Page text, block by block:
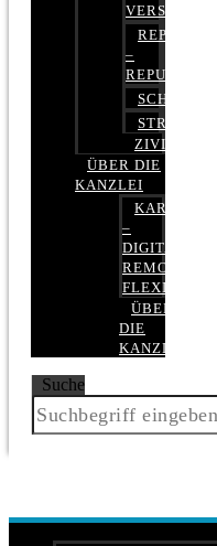
–
ÜBER DIE
KANZLEI
KARRIERE
–
DIGITAL,
REMOTE,
FLEXIBEL
ÜBER
DIE
KANZLEI
Suche